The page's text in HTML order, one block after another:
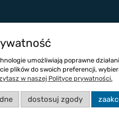
umożliwiają poprawne
plików do swoich preferencji,
w naszej Polityce prywatności.
dostosuj zgody